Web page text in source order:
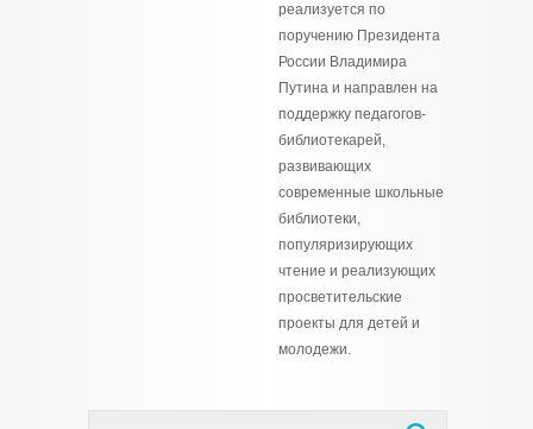
реализуется по
поручению Президента
России Владимира
Путина и направлен на
поддержку педагогов-
библиотекарей,
развивающих
современные школьные
библиотеки,
популяризирующих
чтение и реализующих
просветительские
проекты для детей и
молодежи.